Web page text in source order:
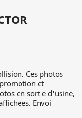
Ces photos
et
en sortie d'usine,
Envoi